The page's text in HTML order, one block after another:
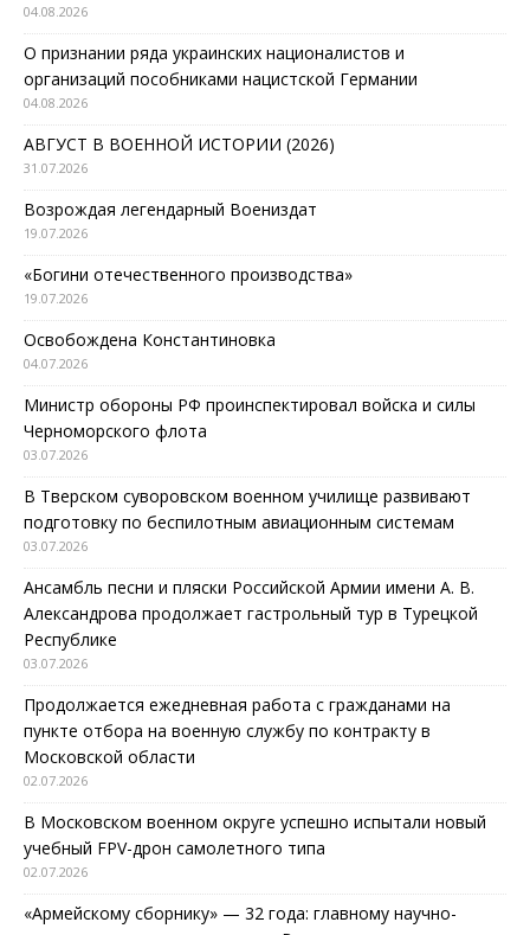
04.08.2026
О признании ряда украинских националистов и
организаций пособниками нацистской Германии
04.08.2026
АВГУСТ В ВОЕННОЙ ИСТОРИИ (2026)
31.07.2026
Возрождая легендарный Воениздат
19.07.2026
«Богини отечественного производства»
19.07.2026
Освобождена Константиновка
04.07.2026
Министр обороны РФ проинспектировал войска и силы
Черноморского флота
03.07.2026
В Тверском суворовском военном училище развивают
подготовку по беспилотным авиационным системам
03.07.2026
Ансамбль песни и пляски Российской Армии имени А. В.
Александрова продолжает гастрольный тур в Турецкой
Республике
03.07.2026
Продолжается ежедневная работа с гражданами на
пункте отбора на военную службу по контракту в
Московской области
02.07.2026
В Московском военном округе успешно испытали новый
учебный FPV-дрон самолетного типа
02.07.2026
«Армейскому сборнику» — 32 года: главному научно-